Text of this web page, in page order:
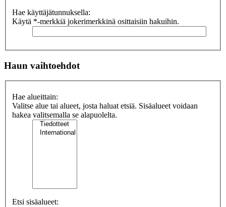
Hae käyttäjätunnuksella:
Käytä *-merkkiä jokerimerkkinä osittaisiin hakuihin.
Haun vaihtoehdot
Hae alueittain:
Valitse alue tai alueet, josta haluat etsiä. Sisäalueet voidaan
hakea valitsemalla se alapuolelta.
Etsi sisäalueet: